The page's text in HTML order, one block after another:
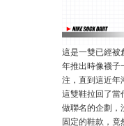
這是一雙已經被
年推出時像襪子
注，直到這近年
這雙鞋拉回了當
做聯名的企劃，
固定的鞋款，